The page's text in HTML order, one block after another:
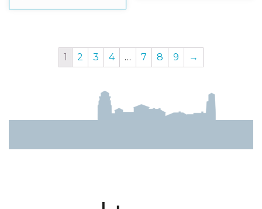
1 2 3 4 … 7 8 9 →